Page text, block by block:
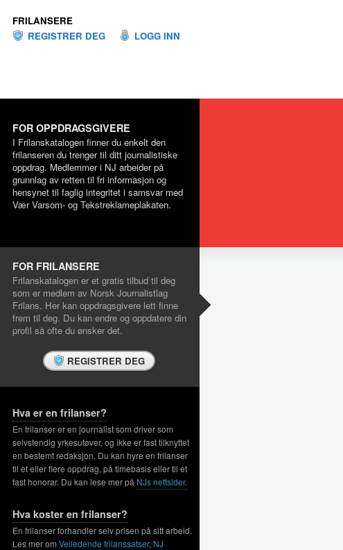
FRILANSERE
REGISTRER DEG
LOGG INN
FOR OPPDRAGSGIVERE
I Frilanskatalogen finner du enkelt den
frilanseren du trenger til ditt journalistiske
oppdrag. Medlemmer i NJ arbeider på
grunnlag av retten til fri informasjon og
hensynet til faglig integritet i samsvar med
Vær Varsom- og Tekstreklameplakaten.
FOR FRILANSERE
Frilanskatalogen er et gratis tilbud til deg
som er medlem av Norsk Journalistlag
Frilans. Her kan oppdragsgivere lett finne
frem til deg. Du kan endre og oppdatere din
profil så ofte du ønsker det.
REGISTRER DEG
Hva er en frilanser?
En frilanser er en journalist som driver som
selvstendig yrkesutøver, og ikke er fast tilknyttet
en bestemt redaksjon. Du kan hyre en frilanser
til et eller flere oppdrag, på timebasis eller til et
fast honorar. Du kan lese mer på NJs nettsider.
Hva koster en frilanser?
En frilanser forhandler selv prisen på sitt arbeid.
Les mer om Veiledende frilanssatser, NJ